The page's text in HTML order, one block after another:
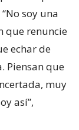
soy una
que renuncie
echar de
Piensan que
muy
así”,